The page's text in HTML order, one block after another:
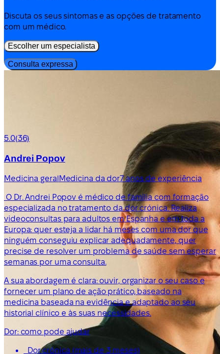
Discuta os seus sintomas e as opções de tratamento
com um médico.
Escolher um especialista
Consulta expressa
5.0(36)
Andrei Popov
Medicina geralMedicina da dor7 anos de experiência
O Dr. Andrei Popov é médico de família com formação
especializada no tratamento da dor crónica. Realiza
videoconsultas para adultos em Espanha e em toda a
Europa: quer esteja a lidar há meses com uma dor que
ninguém conseguiu explicar adequadamente, quer
precise de resolver um problema de saúde sem esperar
semanas por uma consulta.
A sua abordagem é clara: ouvir, organizar o seu caso e
fornecer um plano de ação prático, baseado na
medicina baseada na evidência e adaptado ao seu
historial clínico e às suas necessidades.
Dor: como pode ajudar
Dor crónica (mais de 3 meses)